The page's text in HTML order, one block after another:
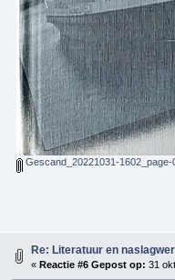
Gescand_20221031-1602_page-
Re: Literatuur en
« Reactie #6 Gepost op: 31